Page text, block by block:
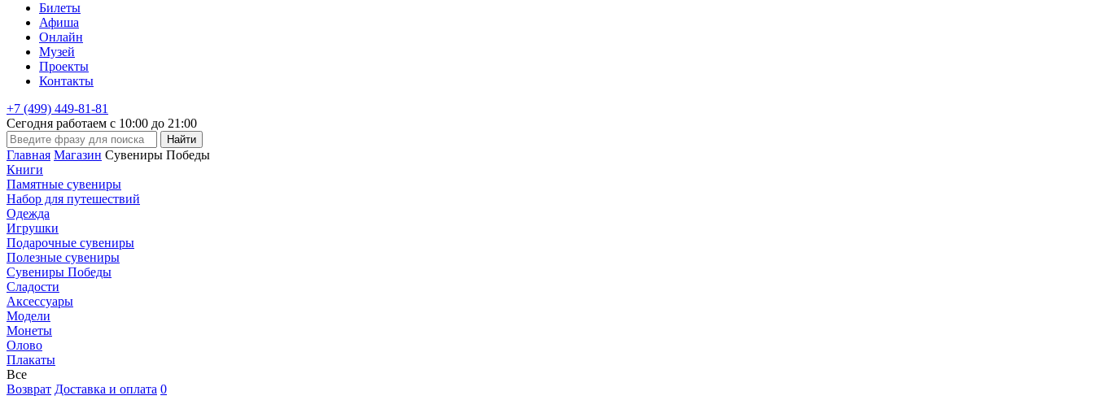
Билеты
Афиша
Онлайн
Музей
Проекты
Контакты
+7 (499) 449-81-81
Сегодня работаем с 10:00 до 21:00
Главная Магазин Сувениры Победы
Книги
Памятные сувениры
Набор для путешествий
Одежда
Игрушки
Подарочные сувениры
Полезные сувениры
Сувениры Победы
Сладости
Аксессуары
Модели
Монеты
Олово
Плакаты
Все
Возврат Доставка и оплата 0